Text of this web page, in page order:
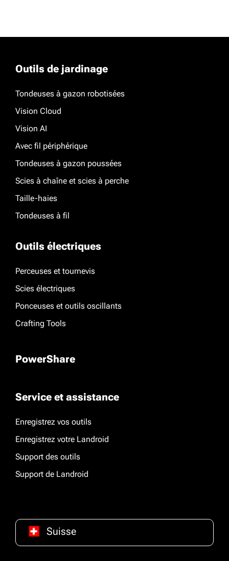
Outils de jardinage
Tondeuses à gazon robotisées
Vision Cloud
Vision AI
Avec fil périphérique
Tondeuses à gazon poussées
Scies à chaîne et scies à perche
Taille-haies
Tondeuses à fil
Outils électriques
Perceuses et tournevis
Scies électriques
Ponceuses et outils oscillants
Crafting Tools
PowerShare
Service et assistance
Enregistrez vos outils
Enregistrez votre Landroid
Support des outils
Support de Landroid
Suisse